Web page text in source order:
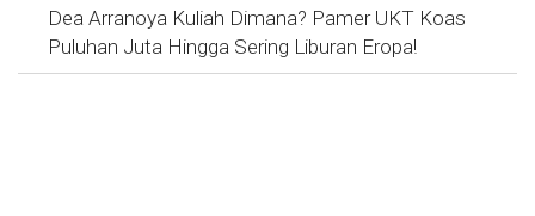
Dea Arranoya Kuliah Dimana? Pamer UKT Koas
Puluhan Juta Hingga Sering Liburan Eropa!